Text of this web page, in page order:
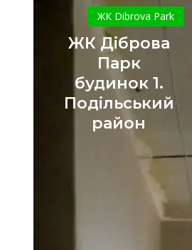
Діброва
Парк
будинок
1.
Подільський
район
ЖК Dibrova Park
ЖК Діброва
Парк
будинок 1.
Подільський
район